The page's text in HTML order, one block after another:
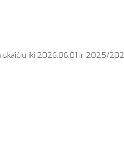
iki 2026.06.01 ir 2025/